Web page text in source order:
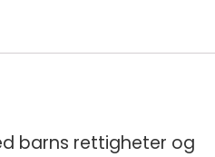
barns rettigheter og